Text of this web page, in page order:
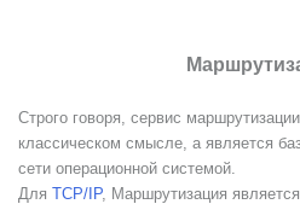
Строго говоря, сервис
классическом смысле, а является
сети операционной системой.
Для TCP/IP, Mаршрутизация